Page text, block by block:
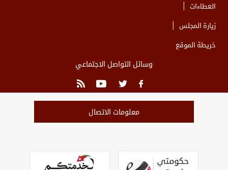
العطاءات
زيارة المجلس
خريطة الموقع
وسائل التواصل الاجتماعي
معلومات الاتصال